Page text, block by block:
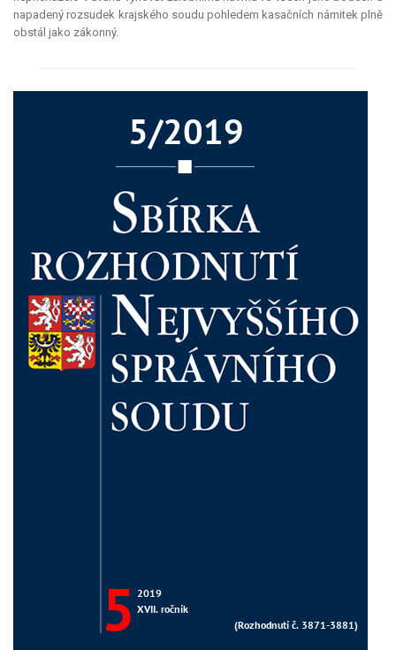
napadený rozsudek krajského soudu pohledem kasačních námitek plně
obstál jako zákonný.